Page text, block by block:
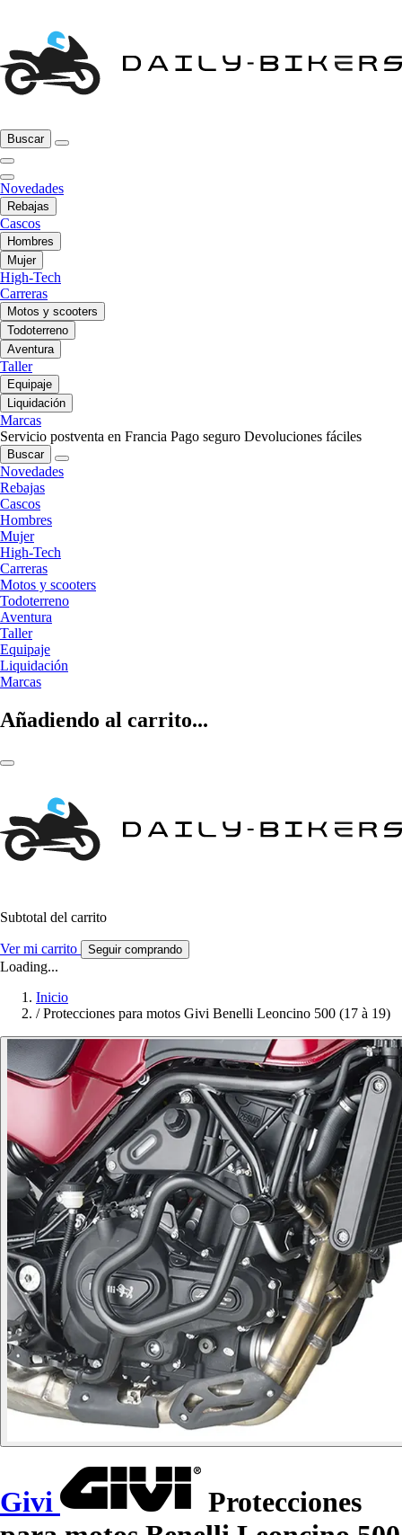
Buscar
Novedades
Rebajas
Cascos
Hombres
Mujer
High-Tech
Carreras
Motos y scooters
Todoterreno
Aventura
Taller
Equipaje
Liquidación
Marcas
Servicio postventa en Francia Pago seguro Devoluciones fáciles
Buscar
Novedades
Rebajas
Cascos
Hombres
Mujer
High-Tech
Carreras
Motos y scooters
Todoterreno
Aventura
Taller
Equipaje
Liquidación
Marcas
Añadiendo al carrito...
Subtotal del carrito
Ver mi carrito Seguir comprando
Loading...
Inicio
/ Protecciones para motos Givi Benelli Leoncino 500 (17 à 19)
Givi
Protecciones